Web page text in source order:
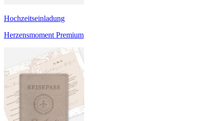
Hochzeitseinladung
Herzensmoment Premium